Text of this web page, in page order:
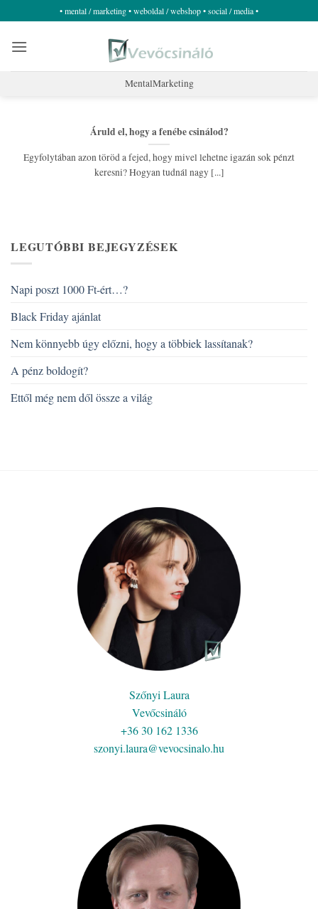
to
content
• mental / marketing • weboldal / webshop • social / media •
MentalMarketing
Áruld el, hogy a fenébe csinálod?
Egyfolytában azon töröd a fejed, hogy mivel lehetne igazán sok pénzt
keresni? Hogyan tudnál nagy [...]
LEGUTÓBBI BEJEGYZÉSEK
Napi poszt 1000 Ft-ért…?
Black Friday ajánlat
Nem könnyebb úgy előzni, hogy a többiek lassítanak?
A pénz boldogít?
Ettől még nem dől össze a világ
Szőnyi Laura
Vevőcsináló
+36 30 162 1336
szonyi.laura@vevocsinalo.hu